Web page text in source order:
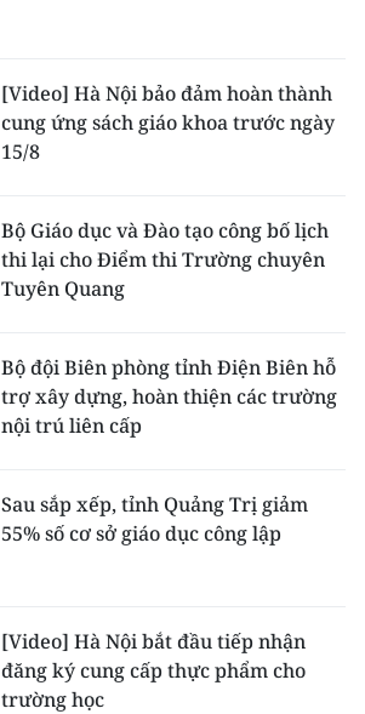
[Video] Hà Nội bảo đảm hoàn thành
cung ứng sách giáo khoa trước ngày
15/8
Bộ Giáo dục và Đào tạo công bố lịch
thi lại cho Điểm thi Trường chuyên
Tuyên Quang
Bộ đội Biên phòng tỉnh Điện Biên hỗ
trợ xây dựng, hoàn thiện các trường
nội trú liên cấp
Sau sắp xếp, tỉnh Quảng Trị giảm
55% số cơ sở giáo dục công lập
[Video] Hà Nội bắt đầu tiếp nhận
đăng ký cung cấp thực phẩm cho
trường học